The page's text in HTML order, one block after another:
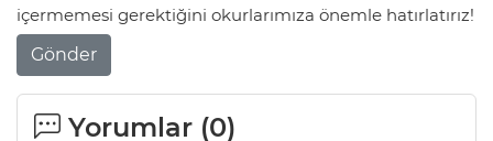
içermemesi gerektiğini okurlarımıza önemle hatırlatırız!
Gönder
Yorumlar (0)